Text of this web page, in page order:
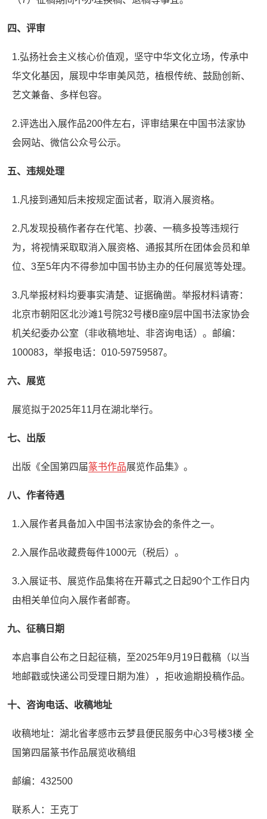
四、评审
1.弘扬社会主义核心价值观，坚守中华文化立场，传承中
华文化基因，展现中华审美风范，植根传统、鼓励创新、
艺文兼备、多样包容。
2.评选出入展作品200件左右，评审结果在中国书法家协
会网站、微信公众号公示。
五、违规处理
1.凡接到通知后未按规定面试者，取消入展资格。
2.凡发现投稿作者存在代笔、抄袭、一稿多投等违规行
为，将视情采取取消入展资格、通报其所在团体会员和单
位、3至5年内不得参加中国书协主办的任何展览等处理。
3.凡举报材料均要事实清楚、证据确凿。举报材料请寄：
北京市朝阳区北沙滩1号院32号楼B座9层中国书法家协会
机关纪委办公室（非收稿地址、非咨询电话）。邮编：
100083，举报电话：010-59759587。
六、展览
展览拟于2025年11月在湖北举行。
七、出版
出版《全国第四届篆书作品展览作品集》。
八、作者待遇
1.入展作者具备加入中国书法家协会的条件之一。
2.入展作品收藏费每件1000元（税后）。
3.入展证书、展览作品集将在开幕式之日起90个工作日内
由相关单位向入展作者邮寄。
九、征稿日期
本启事自公布之日起征稿，至2025年9月19日截稿（以当
地邮戳或快递公司受理日期为准），拒收逾期投稿作品。
十、咨询电话、收稿地址
收稿地址：湖北省孝感市云梦县便民服务中心3号楼3楼 全
国第四届篆书作品展览收稿组
邮编：432500
联系人：王克丁